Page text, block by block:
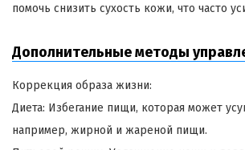
помочь снизить сухость кожи, что часто
Дополнительные методы
Коррекция образа жизни:
Диета: Избегание пищи, которая может
например, жирной и жареной пищи.